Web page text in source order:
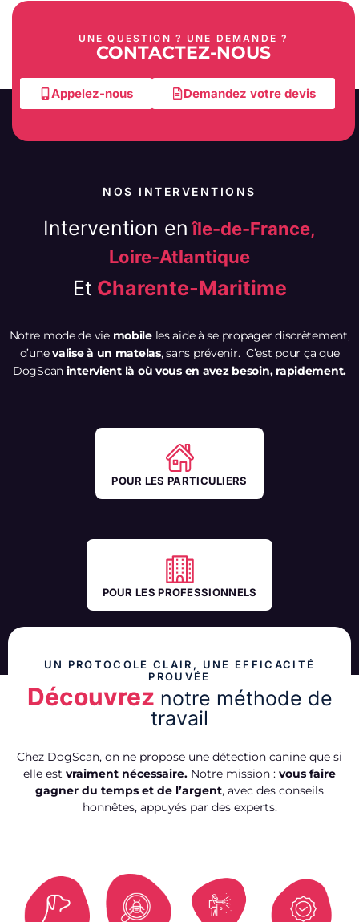
UNE QUESTION ? UNE DEMANDE ?
CONTACTEZ-NOUS
Appelez-nous Demandez votre devis
NOS INTERVENTIONS
Intervention enîle-de-France,
Loire-Atlantique
Et Charente-Maritime
Notre mode de vie mobileles aide à se propager discrètement,
d’unevalise à un matelas, sans prévenir. C’est pour ça que
DogScan intervient là où vous en avez besoin, rapidement.
POUR LES PARTICULIERS
POUR LES PROFESSIONNELS
UN PROTOCOLE CLAIR, UNE EFFICACITÉ
PROUVÉE
Découvrez notre méthode de
travail
Chez DogScan, on ne propose une détection canine que si
elle est vraiment nécessaire. Notre mission : vous faire
gagner du temps et de l’argent, avec des conseils
honnêtes, appuyés par des experts.